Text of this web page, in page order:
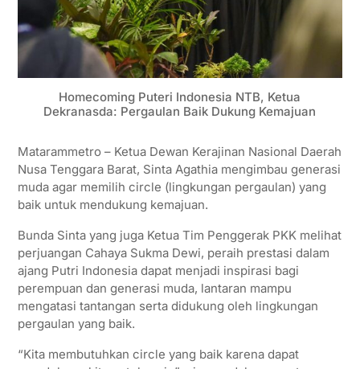
Homecoming Puteri Indonesia NTB, Ketua
Dekranasda: Pergaulan Baik Dukung Kemajuan
Matarammetro – Ketua Dewan Kerajinan Nasional Daerah
Nusa Tenggara Barat, Sinta Agathia mengimbau generasi
muda agar memilih circle (lingkungan pergaulan) yang
baik untuk mendukung kemajuan.
Bunda Sinta yang juga Ketua Tim Penggerak PKK melihat
perjuangan Cahaya Sukma Dewi, peraih prestasi dalam
ajang Putri Indonesia dapat menjadi inspirasi bagi
perempuan dan generasi muda, lantaran mampu
mengatasi tantangan serta didukung oleh lingkungan
pergaulan yang baik.
“Kita membutuhkan circle yang baik karena dapat